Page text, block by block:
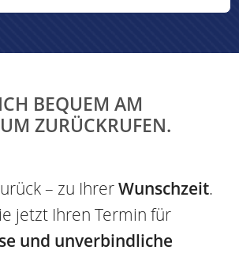
BEQUEM AM
ZURÜCKRUFEN.
– zu IhrerWunschzeit.
jetzt Ihren Termin für
und unverbindliche